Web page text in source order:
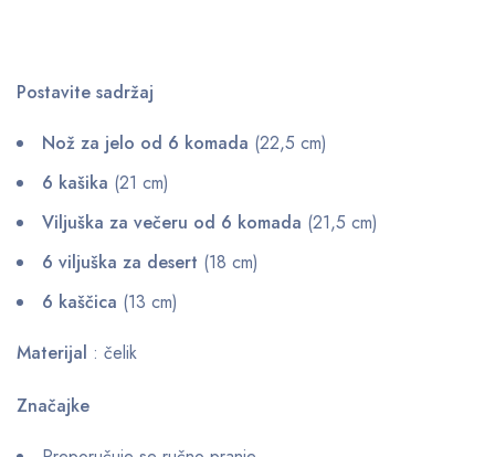
Postavite sadržaj
Nož za jelo od 6 komada (22,5 cm)
6 kašika (21 cm)
Viljuška za večeru od 6 komada (21,5 cm)
6 viljuška za desert (18 cm)
6 kaščica (13 cm)
Materijal : čelik
Značajke